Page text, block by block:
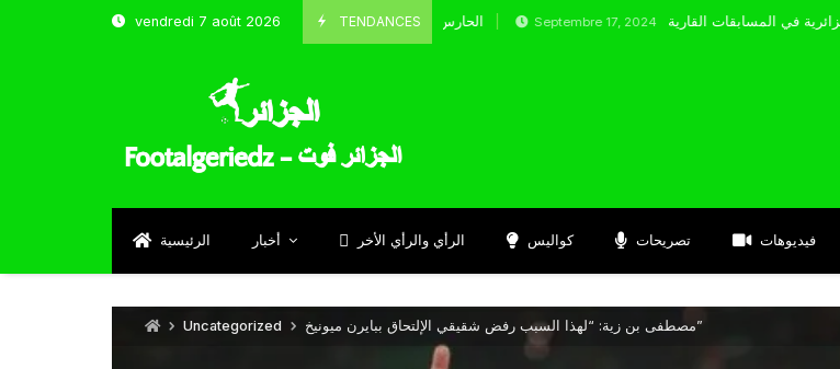
vendredi 7 août 2026 TENDANCES
الحارس بوحلفاية يتحدث عن طموحاته مع المنتخب و شباب قسنطينة Septembre 17, 2024
الرئيسية أخبار الرأي والرأي الأخر كواليس تصريحات فيديوهات
Uncategorized مصطفى بن زية: “لهذا السبب رفض شقيقي الإلتحاق ببايرن ميونيخ”